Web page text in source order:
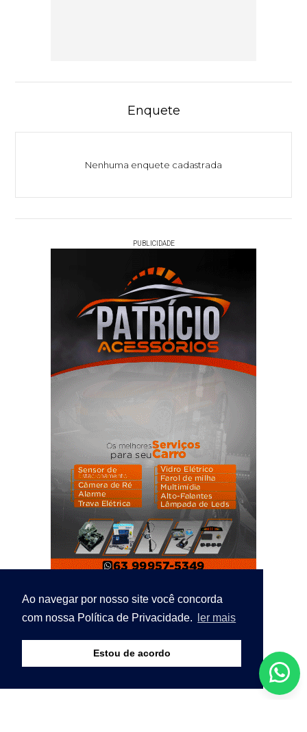
Ao navegar por nosso site você concorda
com nossa Política de Privacidade.
ler mais
Estou de acordo
Enquete
Nenhuma enquete cadastrada
PUBLICIDADE